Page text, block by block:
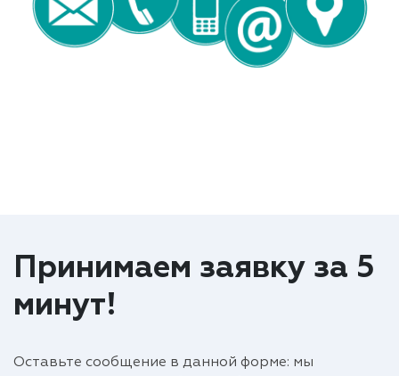
Принимаем заявку за 5
минут!
Оставьте сообщение в данной форме: мы